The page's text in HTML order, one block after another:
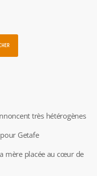
très hétérogènes
Getafe
mère placée au cœur de